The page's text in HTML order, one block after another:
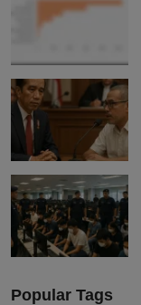
Popular Tags